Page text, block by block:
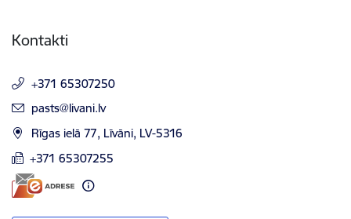
Kontakti
+371 65307250
E-pasts:
pasts@livani.lv
Rīgas ielā 77, Līvāni, LV-5316
+371 65307255